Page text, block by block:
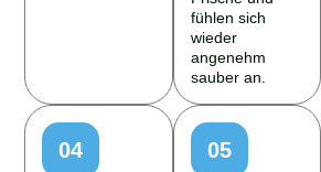
fühlen sich
wieder
angenehm
sauber an.
04
05